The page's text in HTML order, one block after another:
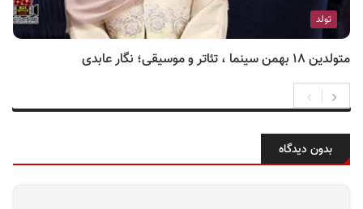
تولد
متولدین ۱۸ بهمن سینما ، تئاتر و موسیقی؛ نگار عابدی
بدون دیدگاه